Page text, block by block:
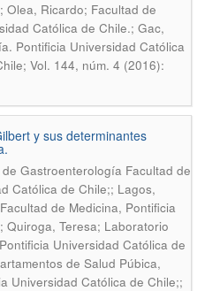
Olea, Ricardo; Facultad de
Católica de Chile.; Gac,
Pontificia Universidad Católica
Vol. 144, núm. 4 (2016):
y sus determinantes
Gastroenterología Facultad de
Católica de Chile;; Lagos,
de Medicina, Pontificia
Quiroga, Teresa; Laboratorio
Universidad Católica de
de Salud Púbica,
Universidad Católica de Chile;;